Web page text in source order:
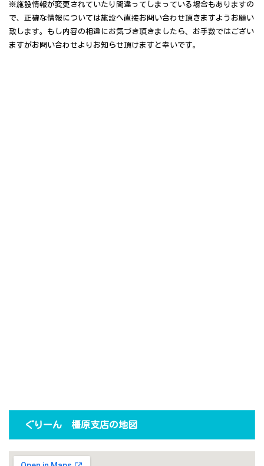
※施設情報が変更されていたり間違ってしまっている場合もありますの
で、正確な情報については施設へ直接お問い合わせ頂きますようお願い
致します。もし内容の相違にお気づき頂きましたら、お手数ではござい
ますがお問い合わせよりお知らせ頂けますと幸いです。
ぐりーん 橿原支店の地図